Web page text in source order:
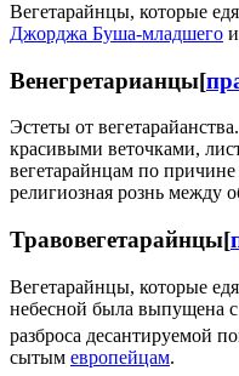
Вегетарайнцы, которые
Джорджа Буша-младшего
Венегретарианцы[
Эстеты от
красивыми веточками,
вегетарайнцам по
религиозная рознь между
Травовегетарайнцы[
Вегетарайнцы, которые
небесной была выпущена
разброса десантируемой
сытым европейцам.